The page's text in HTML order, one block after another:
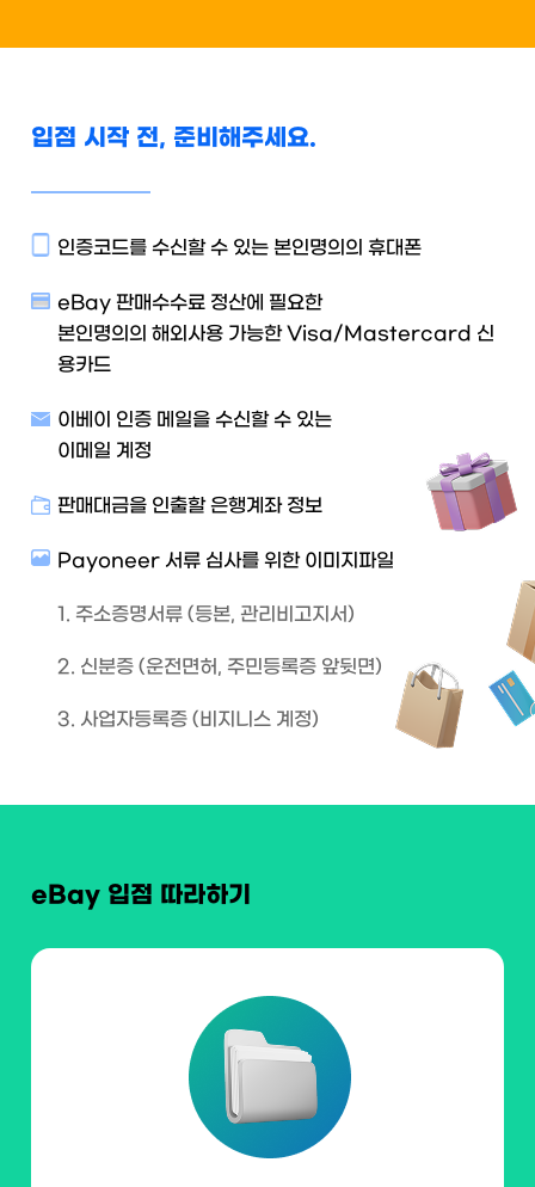
입점 시작 전, 준비해주세요.
인증코드를 수신할 수 있는 본인명의의 휴대폰
eBay 판매수수료 정산에 필요한
본인명의의 해외사용 가능한 Visa/Mastercard 신
용카드
이베이 인증 메일을 수신할 수 있는
이메일 계정
판매대금을 인출할 은행계좌 정보
Payoneer 서류 심사를 위한 이미지파일
1. 주소증명서류 (등본, 관리비고지서)
2. 신분증 (운전면허, 주민등록증 앞뒷면)
3. 사업자등록증 (비지니스 계정)
eBay 입점 따라하기